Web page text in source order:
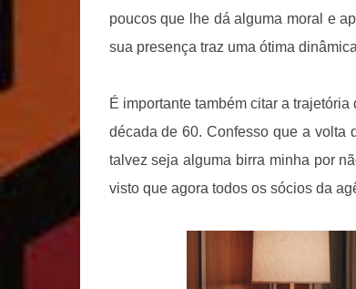
poucos que lhe dá alguma moral e
sua presença traz uma ótima
É importante também citar a
década de 60. Confesso que a volta
talvez seja alguma birra minha por
visto que agora todos os sócios da